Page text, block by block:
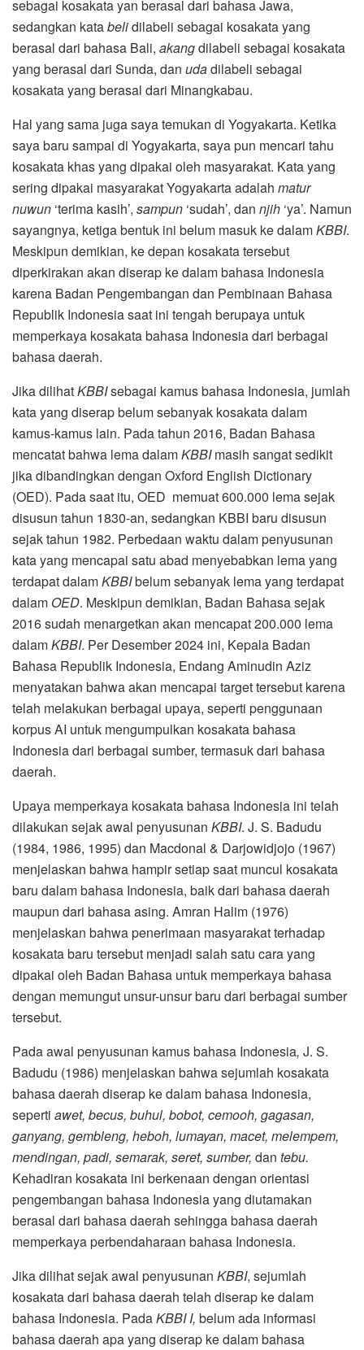
sebagai kosakata yan berasal dari bahasa Jawa,
sedangkan katabelidilabeli sebagai kosakata yang
berasal dari bahasa Bali, akangdilabeli sebagai kosakata
yang berasal dari Sunda, dan udadilabeli sebagai
kosakata yang berasal dari Minangkabau.
Hal yang sama juga saya temukan di Yogyakarta. Ketika
saya baru sampai di Yogyakarta, saya pun mencari tahu
kosakata khas yang dipakai oleh masyarakat. Kata yang
sering dipakai masyarakat Yogyakarta adalah matur
nuwun ‘terima kasih’, sampun ‘sudah’, dan njih ‘ya’. Namun
sayangnya, ketiga bentuk ini belum masuk ke dalamKBBI.
Meskipun demikian, ke depan kosakata tersebut
diperkirakan akan diserap ke dalam bahasa Indonesia
karena Badan Pengembangan dan Pembinaan Bahasa
Republik Indonesia saat ini tengah berupaya untuk
memperkaya kosakata bahasa Indonesia dari berbagai
bahasa daerah.
Jika dilihatKBBIsebagai kamus bahasa Indonesia, jumlah
kata yang diserap belum sebanyak kosakata dalam
kamus-kamus lain. Pada tahun 2016, Badan Bahasa
mencatat bahwa lema dalamKBBImasih sangat sedikit
jika dibandingkan dengan Oxford English Dictionary
(OED). Pada saat itu, OED memuat 600.000 lema sejak
disusun tahun 1830-an, sedangkan KBBI baru disusun
sejak tahun 1982. Perbedaan waktu dalam penyusunan
kata yang mencapai satu abad menyebabkan lema yang
terdapat dalamKBBIbelum sebanyak lema yang terdapat
dalam OED. Meskipun demikian, Badan Bahasa sejak
2016 sudah menargetkan akan mencapat 200.000 lema
dalamKBBI. Per Desember 2024 ini, Kepala Badan
Bahasa Republik Indonesia, Endang Aminudin Aziz
menyatakan bahwa akan mencapai target tersebut karena
telah melakukan berbagai upaya, seperti penggunaan
korpus AI untuk mengumpulkan kosakata bahasa
Indonesia dari berbagai sumber, termasuk dari bahasa
daerah.
Upaya memperkaya kosakata bahasa Indonesia ini telah
dilakukan sejak awal penyusunan KBBI. J. S. Badudu
(1984, 1986, 1995) dan Macdonal & Darjowidjojo (1967)
menjelaskan bahwa hampir setiap saat muncul kosakata
baru dalam bahasa Indonesia, baik dari bahasa daerah
maupun dari bahasa asing. Amran Halim (1976)
menjelaskan bahwa penerimaan masyarakat terhadap
kosakata baru tersebut menjadi salah satu cara yang
dipakai oleh Badan Bahasa untuk memperkaya bahasa
dengan memungut unsur-unsur baru dari berbagai sumber
tersebut.
Pada awal penyusunan kamus bahasa Indonesia, J. S.
Badudu (1986) menjelaskan bahwa sejumlah kosakata
bahasa daerah diserap ke dalam bahasa Indonesia,
seperti awet, becus, buhul, bobot, cemooh, gagasan,
ganyang, gembleng, heboh, lumayan, macet, melempem,
mendingan, padi, semarak, seret, sumber, dan tebu.
Kehadiran kosakata ini berkenaan dengan orientasi
pengembangan bahasa Indonesia yang diutamakan
berasal dari bahasa daerah sehingga bahasa daerah
memperkaya perbendaharaan bahasa Indonesia.
Jika dilihat sejak awal penyusunan KBBI, sejumlah
kosakata dari bahasa daerah telah diserap ke dalam
bahasa Indonesia. PadaKBBI I, belum ada informasi
bahasa daerah apa yang diserap ke dalam bahasa